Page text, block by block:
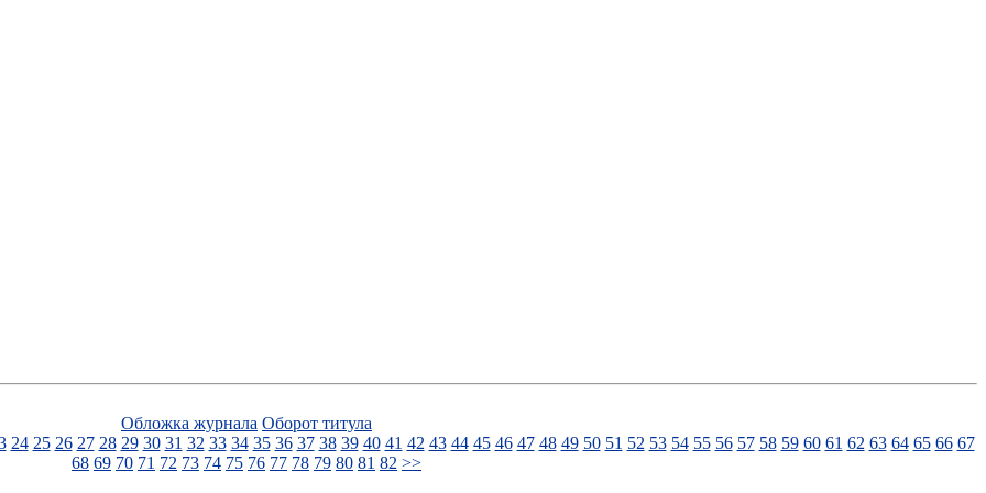
Обложка журнала Оборот титула
24 25 26 27 28 29 30 31 32 33 34 35 36 37 38 39 40 41 42 43 44 45 46 47 48 49 50 51 52 53 54 55 56 57 58 59 60 61 62 63 64 65 66 67
68 69 70 71 72 73 74 75 76 77 78 79 80 81 82 >>